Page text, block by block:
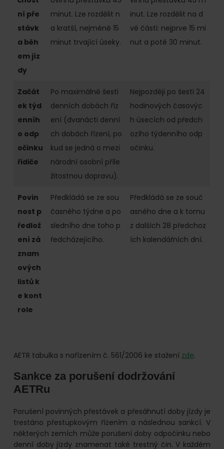
ní pře
stávk
a běh
em jíz
dy
minut. Lze rozdělit n
a kratší, nejméně 15
minut trvající úseky.
inut. Lze rozdělit na d
vě části: nejprve 15 mi
nut a poté 30 minut.
Začát
ek týd
enníh
o odp
očinku
řidiče
Po maximálně šesti
denních dobách říz
ení (dvanácti denní
ch dobách řízení, po
kud se jedná o mezi
národní osobní příle
žitostnou dopravu).
Nejpozději po šesti 24
hodinových časovýc
h úsecích od předch
ozího týdenního odp
očinku.
Povin
nost p
ředlož
ení zá
znam
ových
listů k
e kont
role
Předkládá se ze sou
časného týdne a po
sledního dne toho p
ředcházejícího.
Předkládá se ze souč
asného dne a k tomu
z dalších 28 předchoz
ích kalendářních dní.
AETR tabulka s nařízením č. 561/2006 ke stažení zde.
Sankce za porušení dodržování
AETRu
Porušení povinných přestávek a přesáhnutí doby jízdy je
trestáno přestupkovým řízením a následnou sankcí. V
některých zemích může porušení doby odpočinku nebo
denní doby jízdy znamenat také trestný čin. V každém